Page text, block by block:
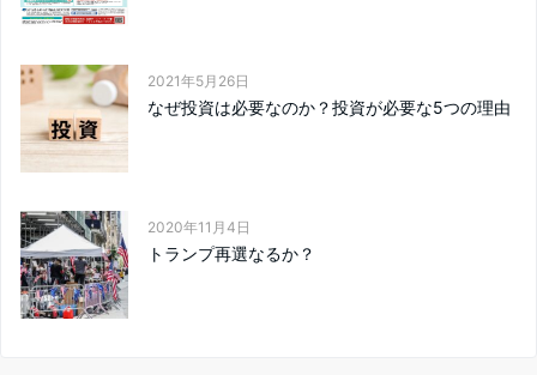
2021年5月26日
なぜ投資は必要なのか？投資が必要な5つの理由
2020年11月4日
トランプ再選なるか？